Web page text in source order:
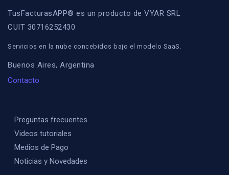
TusFacturasAPP® es un producto de VYAR SRL
CUIT 30716252430
Servicios en la nube concebidos bajo el modelo SaaS.
Buenos Aires, Argentina
Contacto
Preguntas frecuentes
Videos tutoriales
Medios de Pago
Noticias y Novedades